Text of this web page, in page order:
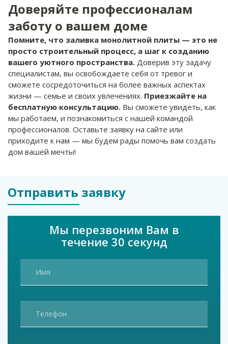
Доверяйте профессионалам
заботу о вашем доме
Помните, что заливка монолитной плиты — это не
просто строительный процесс, а шаг к созданию
вашего уютного пространства. Доверив эту задачу
специалистам, вы освобождаете себя от тревог и
сможете сосредоточиться на более важных аспектах
жизни — семье и своих увлечениях. Приезжайте на
бесплатную консультацию. Вы сможете увидеть, как
мы работаем, и познакомиться с нашей командой
профессионалов. Оставьте заявку на сайте или
приходите к нам — мы будем рады помочь вам создать
дом вашей мечты!
Отправить заявку
Мы перезвоним Вам в
течение 30 секунд